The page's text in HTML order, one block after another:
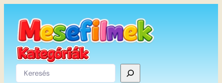
tartalomhoz
Keresés